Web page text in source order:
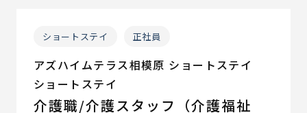
ショートステイ 正社員
アズハイムテラス相模原 ショートステイ
ショートステイ
介護職/介護スタッフ（介護福祉